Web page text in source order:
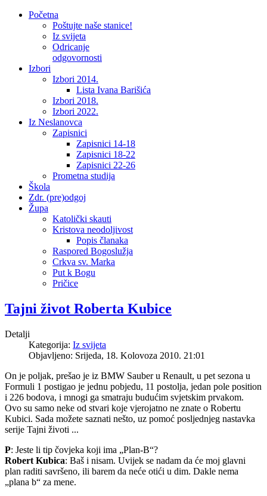
Početna
Poštujte naše stanice!
Iz svijeta
Odricanje
odgovornosti
Izbori
Izbori 2014.
Lista Ivana Barišića
Izbori 2018.
Izbori 2022.
Iz Neslanovca
Zapisnici
Zapisnici 14-18
Zapisnici 18-22
Zapisnici 22-26
Prometna studija
Škola
Zdr. (pre)odgoj
Župa
Katolički skauti
Kristova neodoljivost
Popis članaka
Raspored Bogoslužja
Crkva sv. Marka
Put k Bogu
Pričice
Tajni život Roberta Kubice
Detalji
Kategorija: Iz svijeta
Objavljeno: Srijeda, 18. Kolovoza 2010. 21:01
On je poljak, prešao je iz BMW Sauber u Renault, u pet sezona u
Formuli 1 postigao je jednu pobjedu, 11 postolja, jedan pole position
i 226 bodova, i mnogi ga smatraju budućim svjetskim prvakom.
Ovo su samo neke od stvari koje vjerojatno ne znate o Robertu
Kubici. Sada možete saznati nešto, uz pomoć posljednjeg nastavka
serije Tajni životi ...
P: Jeste li tip čovjeka koji ima „Plan-B“?
Robert Kubica: Baš i nisam. Uvijek se nadam da će moj glavni
plan raditi savršeno, ili barem da neće otići u dim. Dakle nema
„plana b“ za mene.